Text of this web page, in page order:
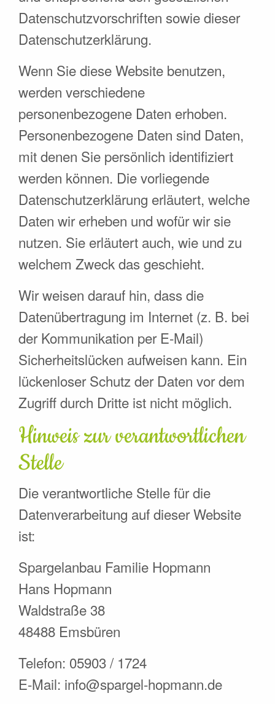
Datenschutzvorschriften sowie dieser
Datenschutzerklärung.
Wenn Sie diese Website benutzen,
werden verschiedene
personenbezogene Daten erhoben.
Personenbezogene Daten sind Daten,
mit denen Sie persönlich identifiziert
werden können. Die vorliegende
Datenschutzerklärung erläutert, welche
Daten wir erheben und wofür wir sie
nutzen. Sie erläutert auch, wie und zu
welchem Zweck das geschieht.
Wir weisen darauf hin, dass die
Datenübertragung im Internet (z. B. bei
der Kommunikation per E-Mail)
Sicherheitslücken aufweisen kann. Ein
lückenloser Schutz der Daten vor dem
Zugriff durch Dritte ist nicht möglich.
Hinweis zur verantwortlichen
Stelle
Die verantwortliche Stelle für die
Datenverarbeitung auf dieser Website
ist:
Spargelanbau Familie Hopmann
Hans Hopmann
Waldstraße 38
48488 Emsbüren
Telefon: 05903 / 1724
E-Mail: info@spargel-hopmann.de